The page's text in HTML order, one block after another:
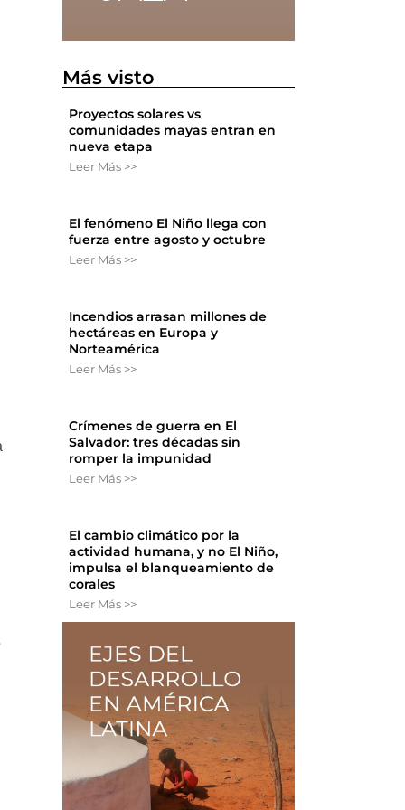
Más visto
Proyectos solares vs
comunidades mayas entran en
nueva etapa
Leer Más >>
El fenómeno El Niño llega con
fuerza entre agosto y octubre
Leer Más >>
Incendios arrasan millones de
hectáreas en Europa y
Norteamérica
Leer Más >>
Crímenes de guerra en El
Salvador: tres décadas sin
romper la impunidad
Leer Más >>
El cambio climático por la
actividad humana, y no El Niño,
impulsa el blanqueamiento de
corales
Leer Más >>